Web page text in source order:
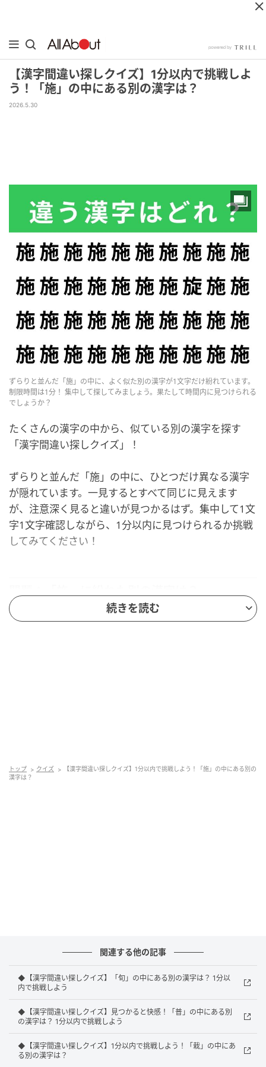
【漢字間違い探しクイズ】1分以内で挑戦しよ
う！「施」の中にある別の漢字は？
2026.5.30
ずらりと並んだ「施」の中に、よく似た別の漢字が1文字だけ紛れています。
制限時間は1分！ 集中して探してみましょう。果たして時間内に見つけられる
でしょうか？
たくさんの漢字の中から、似ている別の漢字を探す
「漢字間違い探しクイズ」！
ずらりと並んだ「施」の中に、ひとつだけ異なる漢字
が隠れています。一見するとすべて同じに見えます
が、注意深く見ると違いが見つかるはず。集中して1文
字1文字確認しながら、1分以内に見つけられるか挑戦
してみてください！
たくさん並んだ漢字の中から、異なる1字を探してみま
↓
「施」は「方」の右に「也」が付く漢字ですが、
「旋」は「方」の右に「疋」が付いています。どちら
も左側が「方」で見た目がよく似ているため、見分け
るのに苦労した方も多いのではないでしょうか。
制限時間の中で、正解を見つけられたでしょうか？ ぜ
続きを読む
トップ クイズ
【漢字間違い探しクイズ】1分以内で挑戦しよう！「施」の中にある別の
漢字は？
関連する他の記事
◆【漢字間違い探しクイズ】「旬」の中にある別の漢字は？ 1分以
内で挑戦しよう
◆【漢字間違い探しクイズ】見つかると快感！「普」の中にある別
の漢字は？ 1分以内で挑戦しよう
◆【漢字間違い探しクイズ】1分以内で挑戦しよう！「栽」の中にあ
る別の漢字は？